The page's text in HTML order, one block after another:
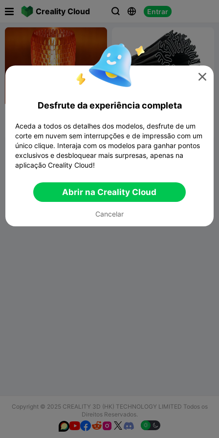
Creality Cloud   Entrar

Prayan33  1 18
Vaso orgânico
Coligny3D 165
Copyright © 2025 CREALITY 3D (HK) TECHNOLOGY LIMITED Todos os
Direitos Reservados.
  

Desfrute da experiência completa
Aceda a todos os detalhes dos modelos, desfrute de um
corte em nuvem sem interrupções e de impressão com um
único clique. Interaja com os modelos para ganhar pontos
exclusivos e desbloquear mais surpresas, apenas na
aplicação Creality Cloud!
Abrir na Creality Cloud
Cancelar